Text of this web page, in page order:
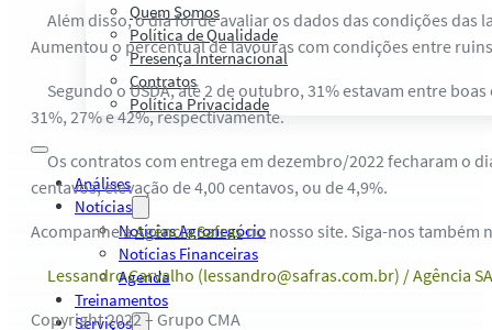
Quem Somos
Política de Qualidade
Presença Internacional
Contratos
Política Privacidade
Análises
Notícias
Notícias Agronegócio
Notícias Financeiras
Agenda
Treinamentos
Serviços
Além disso, o dia foi de avaliar os dados das condições das
Aumentou o percentual de lavouras com condições entre
Segundo o USDA, até 2 de outubro, 31% estavam entre
31%, 27% e 42%, respectivamente.
Os contratos com entrega em dezembro/2022 fecharam o
centavos, elevação de 4,00 centavos, ou de 4,9%.
Acompanhe aAgência Safrasno nosso site. Siga-nos também
Lessandro Carvalho (lessandro@safras.com.br) / Agência
Copyright 2022 – Grupo CMA